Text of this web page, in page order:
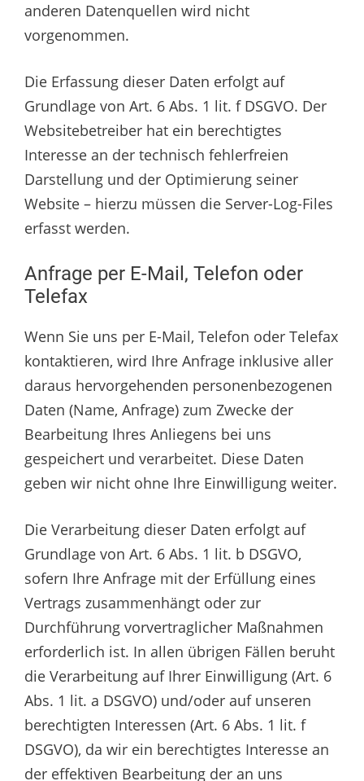
anderen Datenquellen wird nicht
vorgenommen.
Die Erfassung dieser Daten erfolgt auf
Grundlage von Art. 6 Abs. 1 lit. f DSGVO. Der
Websitebetreiber hat ein berechtigtes
Interesse an der technisch fehlerfreien
Darstellung und der Optimierung seiner
Website – hierzu müssen die Server-Log-Files
erfasst werden.
Anfrage per E-Mail, Telefon oder
Telefax
Wenn Sie uns per E-Mail, Telefon oder Telefax
kontaktieren, wird Ihre Anfrage inklusive aller
daraus hervorgehenden personenbezogenen
Daten (Name, Anfrage) zum Zwecke der
Bearbeitung Ihres Anliegens bei uns
gespeichert und verarbeitet. Diese Daten
geben wir nicht ohne Ihre Einwilligung weiter.
Die Verarbeitung dieser Daten erfolgt auf
Grundlage von Art. 6 Abs. 1 lit. b DSGVO,
sofern Ihre Anfrage mit der Erfüllung eines
Vertrags zusammenhängt oder zur
Durchführung vorvertraglicher Maßnahmen
erforderlich ist. In allen übrigen Fällen beruht
die Verarbeitung auf Ihrer Einwilligung (Art. 6
Abs. 1 lit. a DSGVO) und/oder auf unseren
berechtigten Interessen (Art. 6 Abs. 1 lit. f
DSGVO), da wir ein berechtigtes Interesse an
der effektiven Bearbeitung der an uns